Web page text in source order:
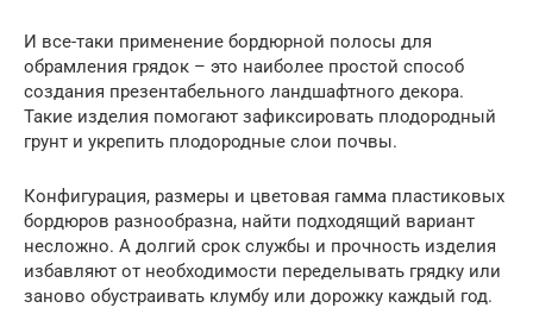
И все-таки применение бордюрной полосы для
обрамления грядок – это наиболее простой способ
создания презентабельного ландшафтного декора.
Такие изделия помогают зафиксировать плодородный
грунт и укрепить плодородные слои почвы.
Конфигурация, размеры и цветовая гамма пластиковых
бордюров разнообразна, найти подходящий вариант
несложно. А долгий срок службы и прочность изделия
избавляют от необходимости переделывать грядку или
заново обустраивать клумбу или дорожку каждый год.